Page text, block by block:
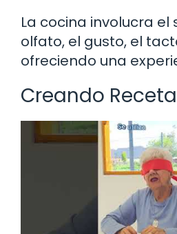
La cocina involucra el
olfato, el gusto, el
ofreciendo una
Creando